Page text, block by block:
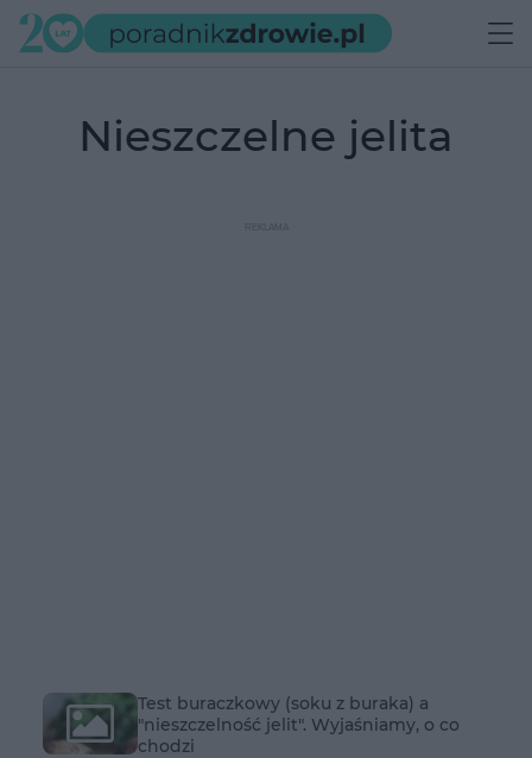
nieszczelne jelita
Test buraczkowy (soku z buraka) a
"nieszczelność jelit". Wyjaśniamy, o co
chodzi